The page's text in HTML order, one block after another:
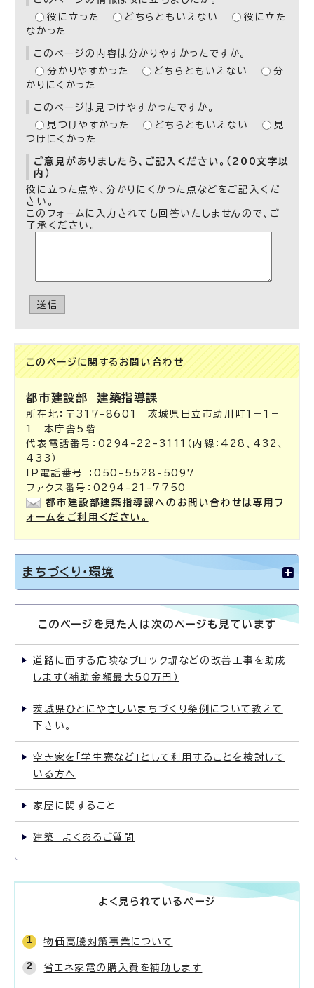
役に立った
どちらともいえない
役に立た
なかった
このページの内容は分かりやすかったですか。
分かりやすかった
どちらともいえない
分
かりにくかった
このページは見つけやすかったですか。
見つけやすかった
どちらともいえない
見
つけにくかった
ご意見がありましたら、ご記入ください。（200文字以
内）
役に立った点や、分かりにくかった点などをご記入くだ
さい。
このフォームに入力されても回答いたしませんので、ご
了承ください。
送信
このページに関する お問い合わせ
都市建設部建築指導課
所在地：〒317-8601 茨城県日立市助川町1－1－
1 本庁舎5階
代表電話番号：0294-22-3111（内線：428、432、
433）
IP電話番号 ：050-5528-5097
ファクス番号：0294-21-7750
都市建設部建築指導課へのお問い合わせは専用フ
ォームをご利用ください。
まちづくり・環境
このページを見た人は次のページも見ています
道路に面する危険なブロック塀などの改善工事を助成
します（補助金額最大50万円）
茨城県ひとにやさしいまちづくり条例について教えて
下さい。
空き家を「学生寮など」として利用することを検討して
いる方へ
家屋に関すること
建築 よくあるご質問
よく見られているページ
物価高騰対策事業について
省エネ家電の購入費を補助します